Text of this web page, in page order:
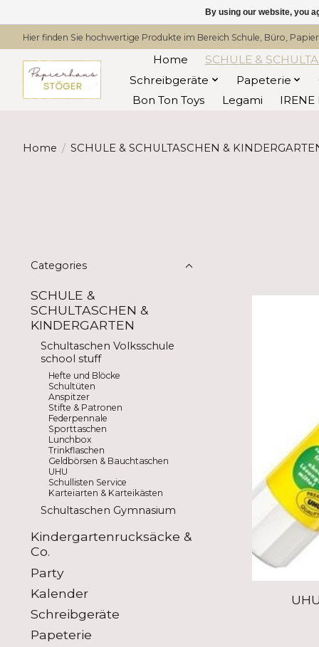
Hier finden Sie hochwertige Produkte im Bereich Schule, Büro,
Home
SCHULE &
Schreibgeräte
Papeterie
Bon Ton Toys
Legami
Home / SCHULE & SCHULTASCHEN &
Categories
SCHULE &
SCHULTASCHEN &
KINDERGARTEN
Schultaschen Volksschule
school stuff
Hefte und Blöcke
Schultüten
Anspitzer
Stifte & Patronen
Federpennale
Sporttaschen
Lunchbox
Trinkflaschen
Geldbörsen & Bauchtaschen
UHU
Schullisten Service
Karteiarten & Karteikästen
Schultaschen Gymnasium
Kindergartenrucksäcke &
Co.
Party
Kalender
Schreibgeräte
Papeterie
By using our website, you